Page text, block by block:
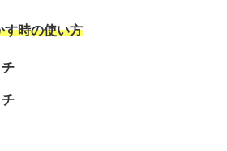
す時の使い方